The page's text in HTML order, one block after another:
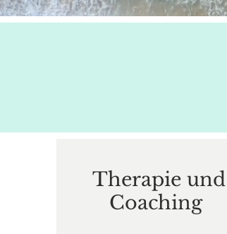
Therapie und
Coaching